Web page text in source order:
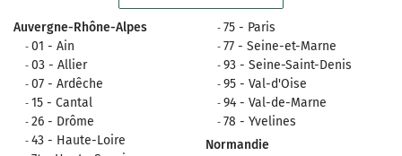
Auvergne-Rhône-Alpes
01 - Ain
03 - Allier
07 - Ardêche
15 - Cantal
26 - Drôme
43 - Haute-Loire
75 - Paris
77 - Seine-et-Marne
93 - Seine-Saint-Denis
95 - Val-d'Oise
94 - Val-de-Marne
78 - Yvelines
Normandie